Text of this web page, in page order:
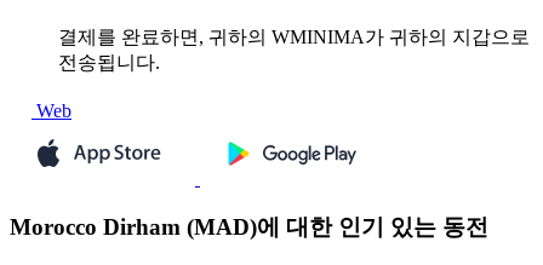
결제를 완료하면, 귀하의 WMINIMA가 귀하의 지갑으로
전송됩니다.
Web
Morocco Dirham (MAD)에 대한 인기 있는 동전